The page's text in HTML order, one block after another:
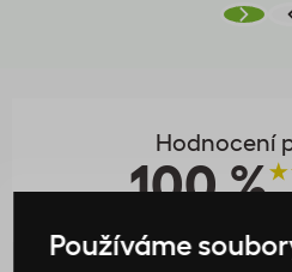
Hodnocení
100 %1
Používáme